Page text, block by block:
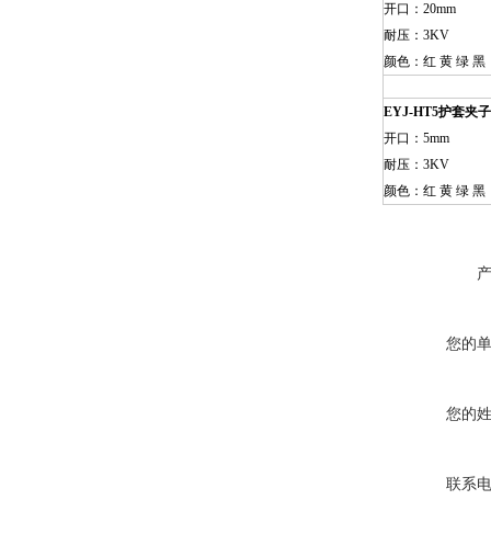
开口：20mm
耐压：3KV
颜色：红 黄 绿 黑
EYJ-HT5护套夹子
开口：5mm
耐压：3KV
颜色：红 黄 绿 黑
您的
您的
联系